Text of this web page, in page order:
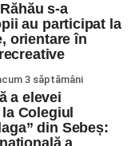
s-a
au participat la
orientare în
3 săptămâni
a elevei
Colegiul
din Sebeș:
a